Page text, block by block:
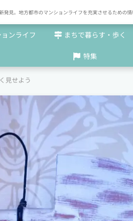
見。地方都市のマンションライフを充実させるための情
ンライフ まちで暮らす・歩く
特集
見せよう